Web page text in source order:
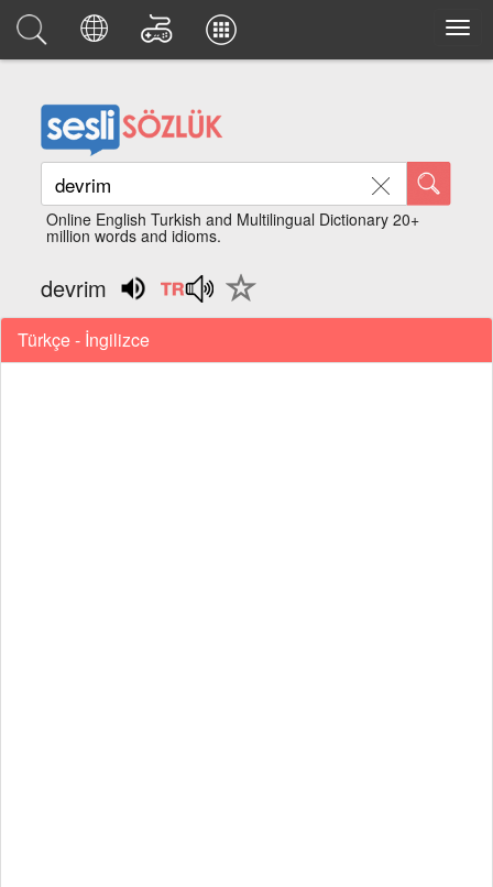
Online English Turkish and Multilingual Dictionary 20+
million words and idioms.
devrim
Türkçe - İngilizce